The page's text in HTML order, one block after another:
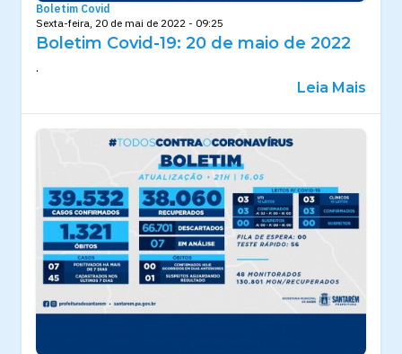
Boletim Covid
Sexta-feira, 20 de mai de 2022 - 09:25
Boletim Covid-19: 20 de maio de 2022
.
Leia Mais